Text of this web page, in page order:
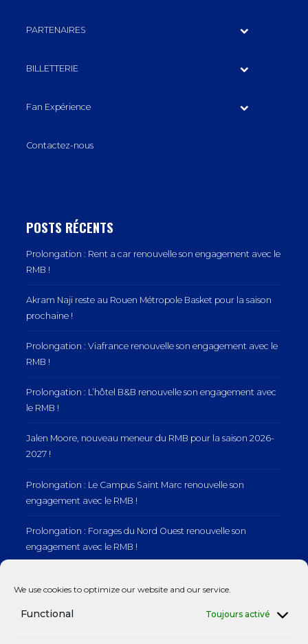
We use cookies to optimize our website and our service.
Functional Toujours activé
PARTENAIRES
BILLETTERIE
Fan Expérience
Contactez-nous
POSTS RÉCENTS
Prolongation : Rent a car renouvelle son engagement avec le
RMB !
Akram Naji reste au Rouen Métropole Basket pour la saison
prochaine !
Prolongation : Viafrance renouvelle son engagement avec le
RMB !
Prolongation : L’hôtel B&B renouvelle son engagement avec
le RMB !
Jalen Moore, nouveau meneur du RMB pour la saison 2026-
2027 !
Prolongation : Le Campus Saint Marc renouvelle son
engagement avec le RMB !
Prolongation : Forages du Nord Ouest renouvelle son
engagement avec le RMB !
engagement avec le RMB !